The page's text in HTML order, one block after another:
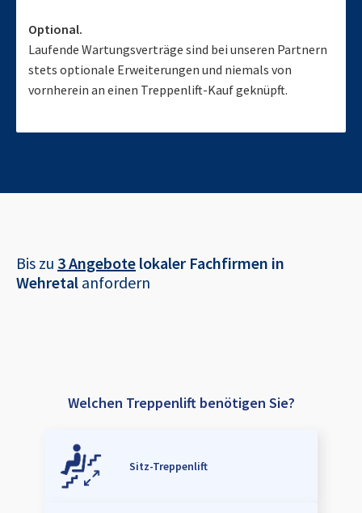
Optional.
Laufende Wartungsverträge sind bei unseren Partnern
stets optionale Erweiterungen und niemals von
vornherein an einen Treppenlift-Kauf geknüpft.
Bis zu 3 Angebote lokaler Fachfirmen in
Wehretal anfordern
Welchen Treppenlift benötigen Sie?
Sitz-Treppenlift